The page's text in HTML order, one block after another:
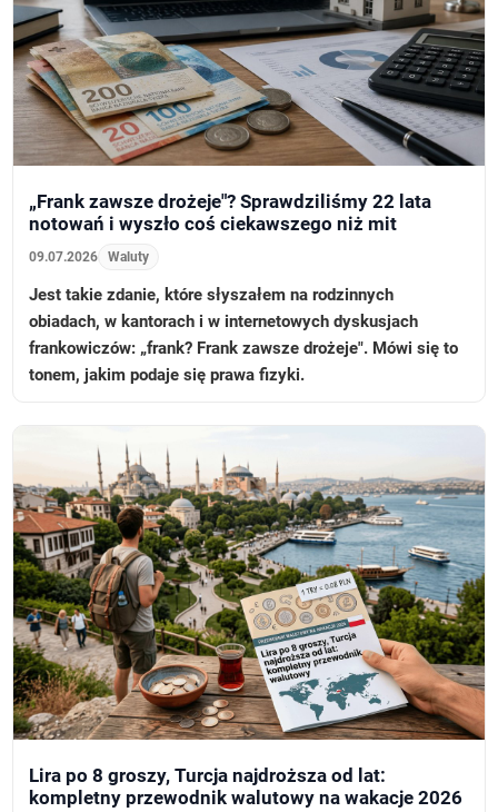
„Frank zawsze drożeje"? Sprawdziliśmy 22 lata
notowań i wyszło coś ciekawszego niż mit
09.07.2026 Waluty
Jest takie zdanie, które słyszałem na rodzinnych
obiadach, w kantorach i w internetowych dyskusjach
frankowiczów: „frank? Frank zawsze drożeje". Mówi się to
tonem, jakim podaje się prawa fizyki.
Lira po 8 groszy, Turcja najdroższa od lat:
kompletny przewodnik walutowy na wakacje 2026